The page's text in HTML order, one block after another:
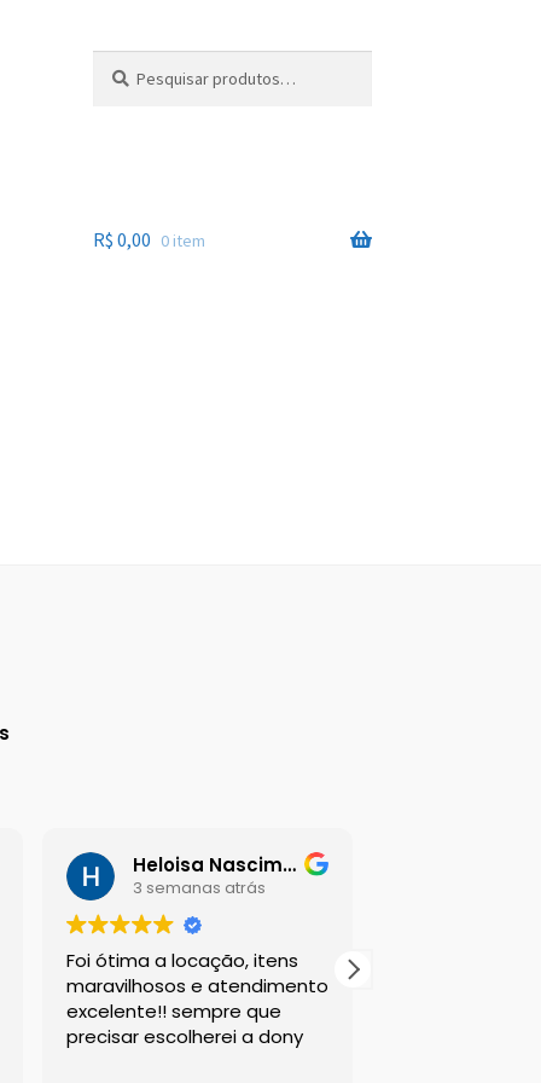
por:
R$ 0,00 0 item
Heloisa Nascimento
3 semanas atrás
Foi ótima a locação, itens
maravilhosos e atendimento
excelente!! sempre que
precisar escolherei a dony